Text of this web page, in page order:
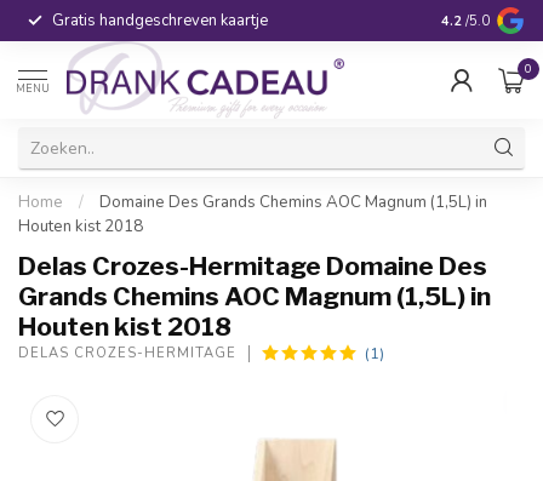
Gratis handgeschreven kaartje Voor 16:00
4.2 /5.0
MENU
0
Home /
Domaine Des Grands Chemins AOC Magnum (1,5L) in
Houten kist 2018
Delas Crozes-Hermitage Domaine Des
Grands Chemins AOC Magnum (1,5L) in
Houten kist 2018
DELAS CROZES-HERMITAGE (1)